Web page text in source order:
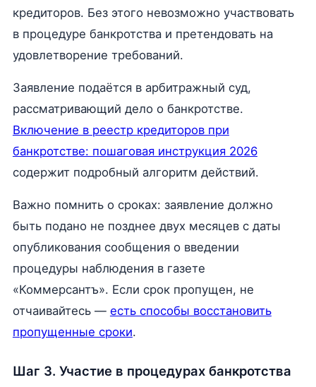
кредиторов. Без этого невозможно участвовать
в процедуре банкротства и претендовать на
удовлетворение требований.
Заявление подаётся в арбитражный суд,
рассматривающий дело о банкротстве.
Включение в реестр кредиторов при
банкротстве: пошаговая инструкция 2026
содержит подробный алгоритм действий.
Важно помнить о сроках: заявление должно
быть подано не позднее двух месяцев с даты
опубликования сообщения о введении
процедуры наблюдения в газете
«Коммерсантъ». Если срок пропущен, не
отчаивайтесь — есть способы восстановить
пропущенные сроки.
Шаг 3. Участие в процедурах банкротства